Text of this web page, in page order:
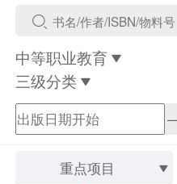
中等职业教育
三级分类
重点项目